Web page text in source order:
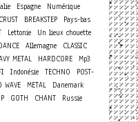
Espagne
Numérique
CRUST BREAKSTEP
Pays-bas
Lettonie
Un lieux chouette
Allemagne
CLASSIC
METAL HARDCORE
Mp3
Indonésie TECHNO
POST-
WAVE METAL
Danemark
GOTH CHANT
Russie